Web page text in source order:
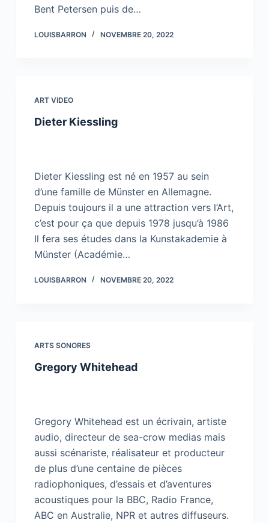
Bent Petersen puis de…
LOUISBARRON NOVEMBRE 20, 2022
ART VIDEO
Dieter Kiessling
Dieter Kiessling est né en 1957 au sein
d’une famille de Münster en Allemagne.
Depuis toujours il a une attraction vers l’Art,
c’est pour ça que depuis 1978 jusqu’à 1986
Il fera ses études dans la Kunstakademie à
Münster (Académie…
LOUISBARRON NOVEMBRE 20, 2022
ARTS SONORES
Gregory Whitehead
Gregory Whitehead est un écrivain, artiste
audio, directeur de sea-crow medias mais
aussi scénariste, réalisateur et producteur
de plus d’une centaine de pièces
radiophoniques, d’essais et d’aventures
acoustiques pour la BBC, Radio France,
ABC en Australie, NPR et autres diffuseurs.